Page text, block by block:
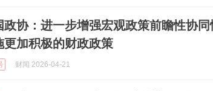
政协：进一步增强宏观政策前瞻性协同
更加积极的财政政策
财闻 2026-04-21